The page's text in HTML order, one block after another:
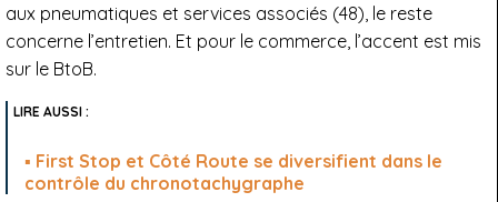
aux pneumatiques et services associés (48), le reste
concerne l’entretien. Et pour le commerce, l’accent est mis
sur le BtoB.
First Stop et Côté Route se diversifient dans le
contrôle du chronotachygraphe